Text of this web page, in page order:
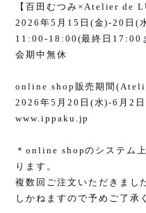
【百田むつみ ×Atelier de
2026年5 月 15 日 (金)-20 日(
11:00-18:00(最終日 17:00
会期中無休
online shop 販売期間
2026年5 月 20 日 (水)-6 月2 日
www.ippaku.jp
＊online shopのシステム
ります。
複数回ご注文いただきまし
しかねますので予めご了承